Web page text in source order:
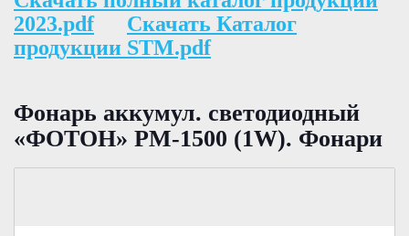
2023.pdf
Скачать Каталог
продукции STM.pdf
Фонарь аккумул. светодиодный
«ФОТОН» РМ-1500 (1W). Фонари